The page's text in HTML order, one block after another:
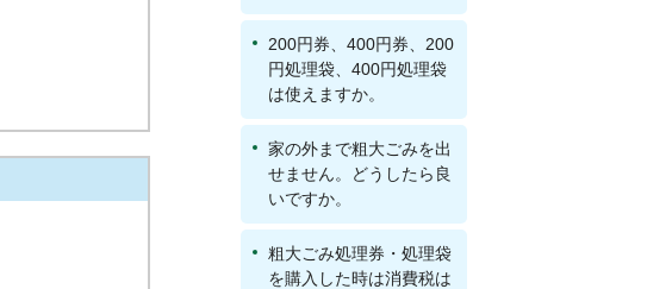
200円券、400円券、200
円処理袋、400円処理袋
は使えますか。
家の外まで粗大ごみを出
せません。どうしたら良
いですか。
粗大ごみ処理券・処理袋
を購入した時は消費税は